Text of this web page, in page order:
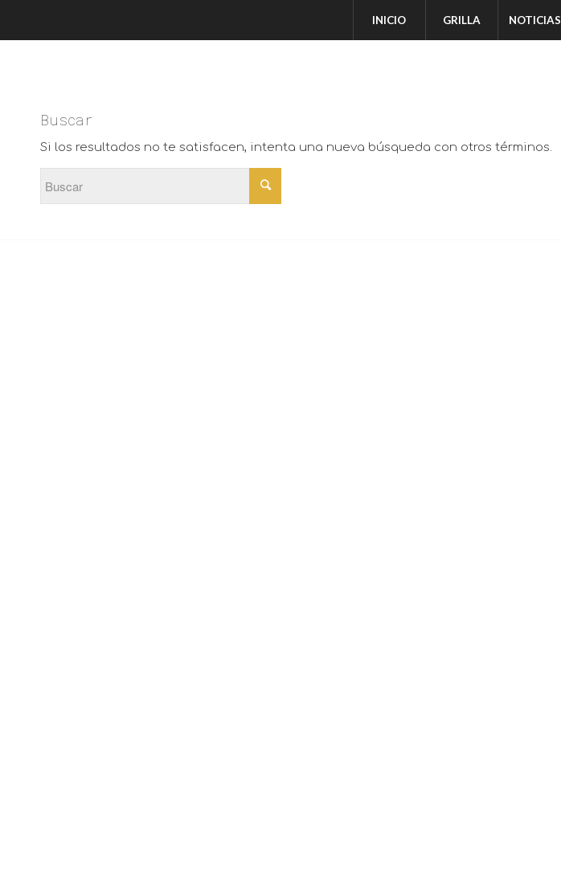
INICIO GRILLA NOTICIAS
Buscar
Si los resultados no te satisfacen, intenta una nueva búsqueda con otros términos.